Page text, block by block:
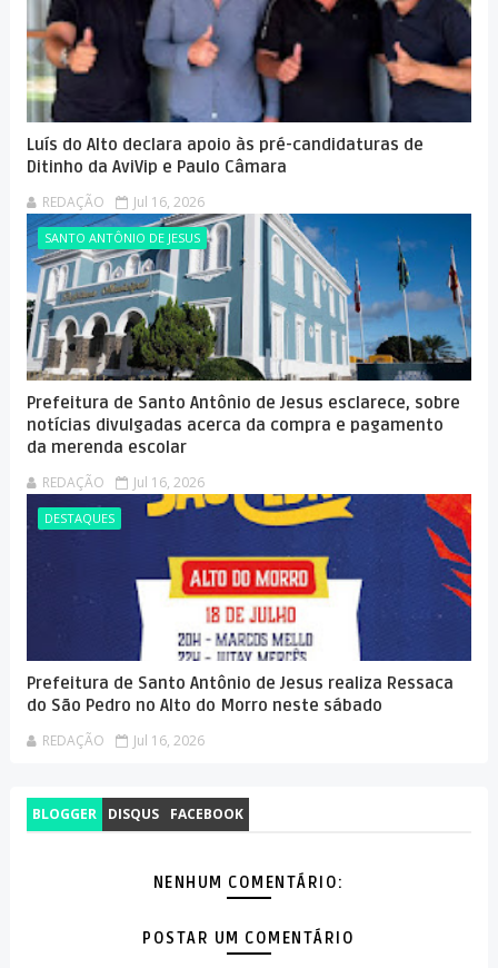
Luís do Alto declara apoio às pré-candidaturas de
Ditinho da AviVip e Paulo Câmara
REDAÇÃO Jul 16, 2026
SANTO ANTÔNIO DE JESUS
Prefeitura de Santo Antônio de Jesus esclarece, sobre
notícias divulgadas acerca da compra e pagamento
da merenda escolar
REDAÇÃO Jul 16, 2026
DESTAQUES
Prefeitura de Santo Antônio de Jesus realiza Ressaca
do São Pedro no Alto do Morro neste sábado
REDAÇÃO Jul 16, 2026
BLOGGER DISQUS FACEBOOK
NENHUM COMENTÁRIO:
POSTAR UM COMENTÁRIO